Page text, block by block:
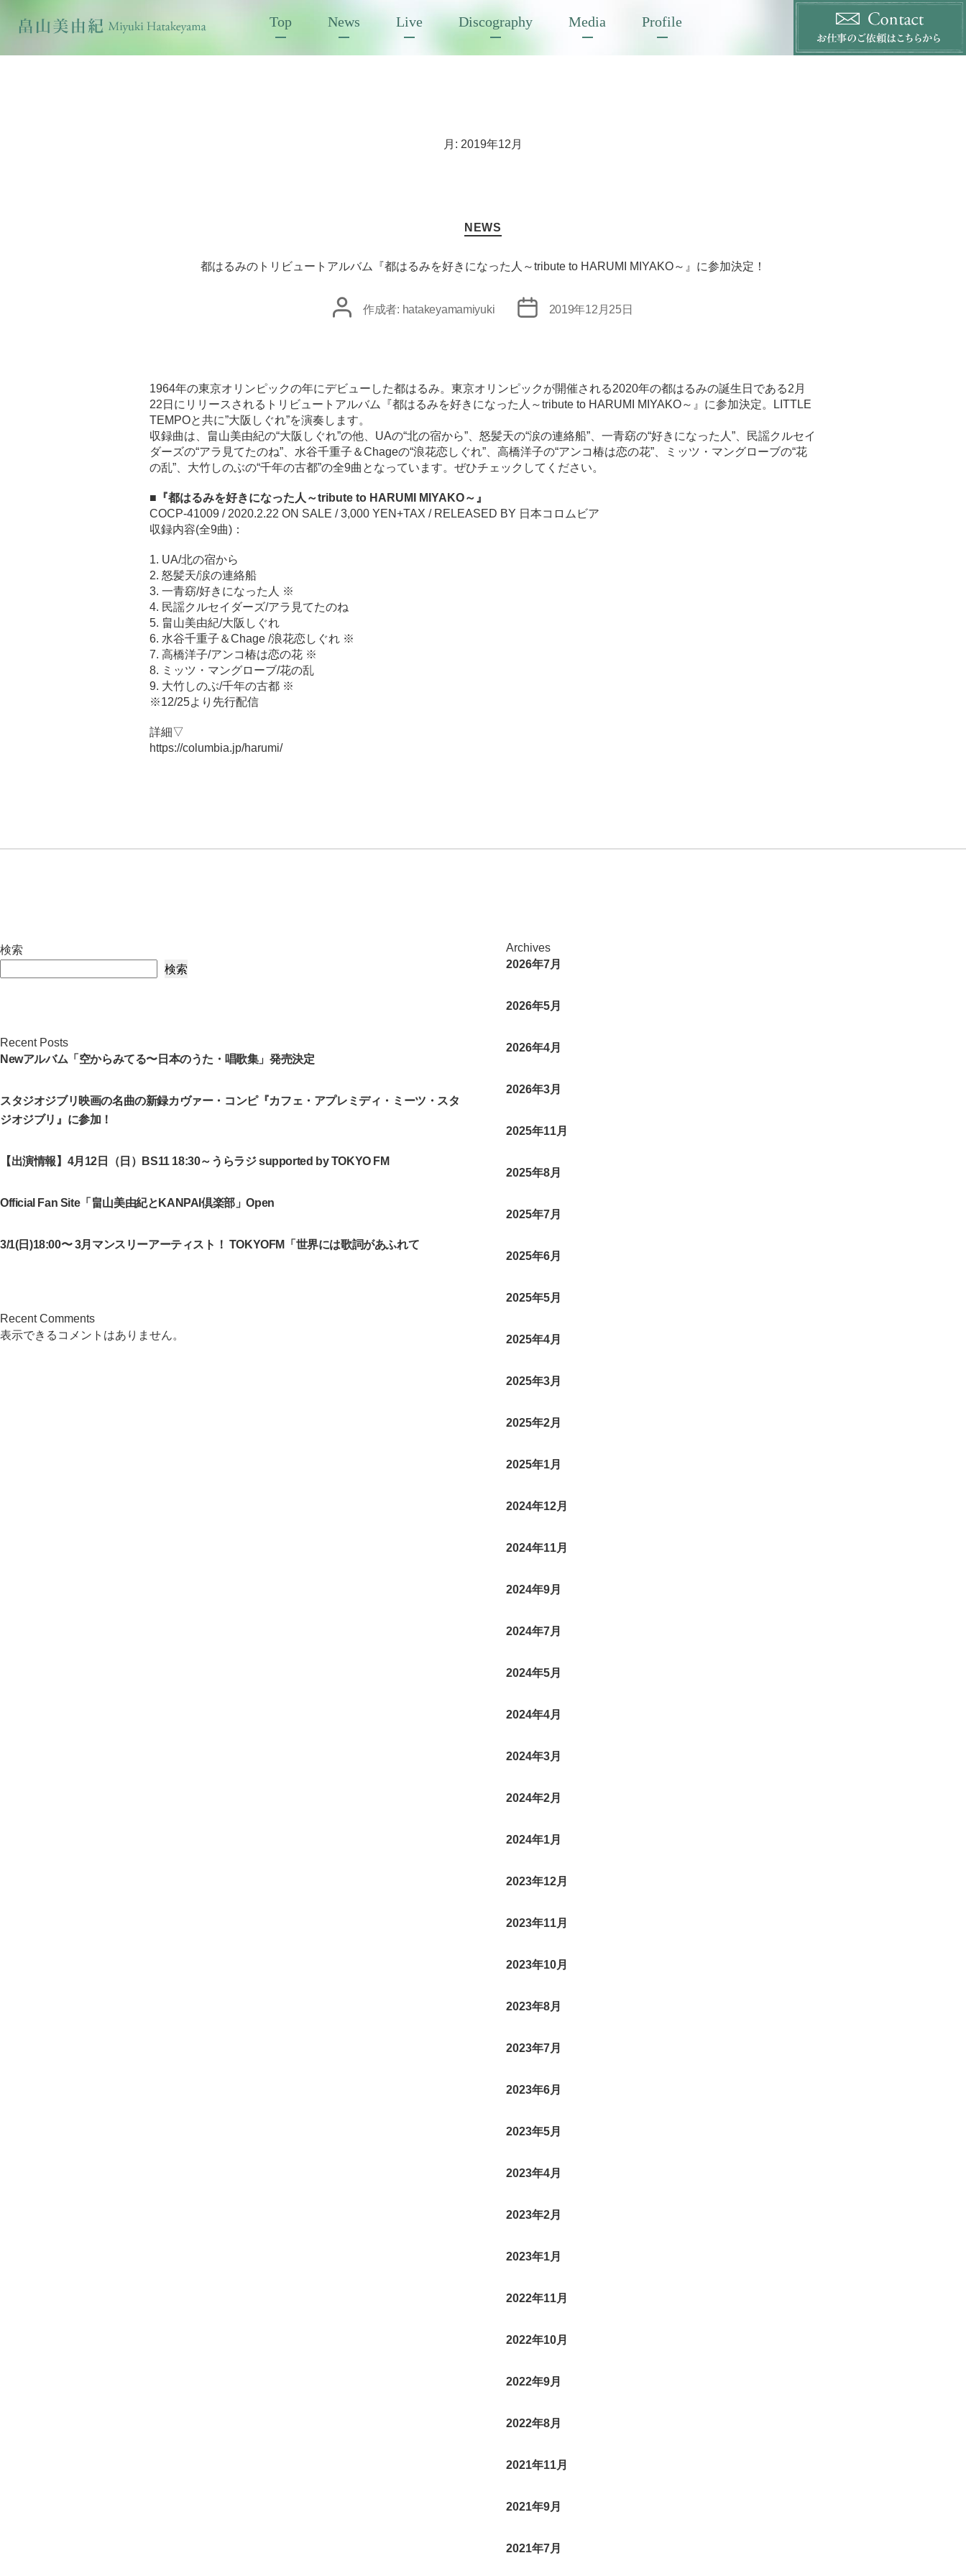
Top News Live Discography Media Profile
月: 2019年12月
カ
テ
リ
NEWS
都はるみのトリビュートアルバム『都はるみを好きになった人～tribute to HARUMI MIYAKO～』に参加決定！
投
作成者: hatakeyamamiyuki
投
2019年12月25日
1964年の東京オリンピックの年にデビューした都はるみ。東京オリンピックが開催される2020年の都はるみの誕生日である2月
22日にリリースされるトリビュートアルバム『都はるみを好きになった人～tribute to HARUMI MIYAKO～』に参加決定。LITTLE
TEMPOと共に”大阪しぐれ”を演奏します。
収録曲は、畠山美由紀の“大阪しぐれ”の他、UAの“北の宿から”、怒髪天の“涙の連絡船”、一青窈の“好きになった人”、民謡クルセイ
ダーズの“アラ見てたのね”、水谷千重子＆Chageの“浪花恋しぐれ”、高橋洋子の“アンコ椿は恋の花”、ミッツ・マングローブの“花
の乱”、大竹しのぶの“千年の古都”の全9曲となっています。ぜひチェックしてください。
■『都はるみを好きになった人～tribute to HARUMI MIYAKO～』
COCP-41009 / 2020.2.22 ON SALE / 3,000 YEN+TAX / RELEASED BY 日本コロムビア
収録内容(全9曲)：
1. UA/北の宿から
2. 怒髪天/涙の連絡船
3. 一青窈/好きになった人 ※
4. 民謡クルセイダーズ/アラ見てたのね
5. 畠山美由紀/大阪しぐれ
6. 水谷千重子＆Chage /浪花恋しぐれ ※
7. 高橋洋子/アンコ椿は恋の花 ※
8. ミッツ・マングローブ/花の乱
9. 大竹しのぶ/千年の古都 ※
※12/25より先行配信
詳細▽
https://columbia.jp/harumi/
検索
検索
Recent Posts
Newアルバム「空からみてる〜日本のうた・唱歌集」発売決定
スタジオジブリ映画の名曲の新録カヴァー・コンピ『カフェ・アプレミディ・ミーツ・スタ
ジオジブリ』に参加！
【出演情報】4月12日（日）BS11 18:30～うらラジ supported by TOKYO FM
Official Fan Site「畠山美由紀とKANPAI倶楽部」Open
3/1(日)18:00〜 3月マンスリーアーティスト！ TOKYOFM「世界には歌詞があふれて
Recent Comments
表示できるコメントはありません。
Archives
2026年7月
2026年5月
2026年4月
2026年3月
2025年11月
2025年8月
2025年7月
2025年6月
2025年5月
2025年4月
2025年3月
2025年2月
2025年1月
2024年12月
2024年11月
2024年9月
2024年7月
2024年5月
2024年4月
2024年3月
2024年2月
2024年1月
2023年12月
2023年11月
2023年10月
2023年8月
2023年7月
2023年6月
2023年5月
2023年4月
2023年2月
2023年1月
2022年11月
2022年10月
2022年9月
2022年8月
2021年11月
2021年9月
2021年7月